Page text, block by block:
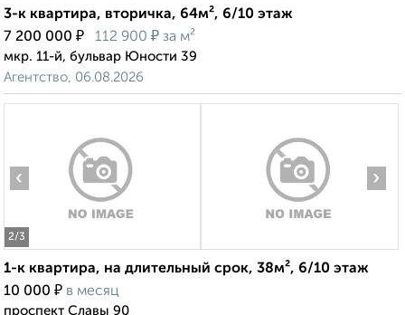
3-к квартира, вторичка, 64м², 6/10 этаж
7 200 000 ₽ 112 900 ₽ за м²
мкр. 11-й, бульвар Юности 39
Агентство, 06.08.2026
2/3
‹ ›
1-к квартира, на длительный срок, 38м², 6/10 этаж
10 000 ₽ в месяц
проспект Славы 90